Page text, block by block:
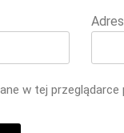
w tej